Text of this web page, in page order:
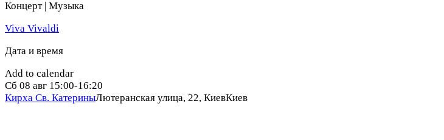
Концерт | Музыка
Viva Vivaldi
Дата и время
Add to calendar
Сб 08 авг 15:00-16:20
Кирха Св. КатериныЛютеранская улица, 22, КиевКиев